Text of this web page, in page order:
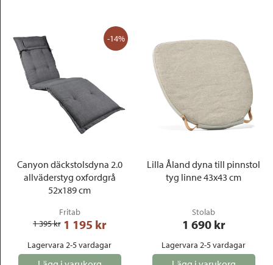
-14%
Canyon däckstolsdyna 2.0
allväderstyg oxfordgrå
52x189 cm
Fritab
1 395 kr 1 195 kr
Lagervara 2-5 vardagar
Lilla Åland dyna till pinnstol
tyg linne 43x43 cm
Stolab
1 690 kr
Lagervara 2-5 vardagar